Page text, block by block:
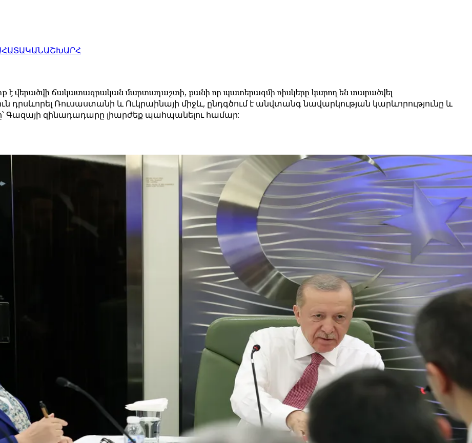
ԱՇԽԱՐՀ
է վերածվի ճակատագրական մարտադաշտի, քանի որ պատերազմի ռիսկերը կարող են տարածվել
դրսևորել Ռուսաստանի և Ուկրաինայի միջև, ընդգծում է անվտանգ նավարկության կարևորությունը և
Գազայի զինադադարը լիարժեք պահպանելու համար: